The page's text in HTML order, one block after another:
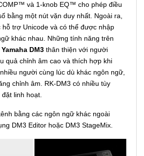
và 1-knob EQ™ cho phép điều
bằng một nút vặn duy nhất. Ngoài ra,
trợ Unicode và có thể được nhập
khác nhau. Những tính năng trên
DM3 thân thiện với người
quả chỉnh âm cao và thích hợp khi
người cùng lúc dù khác ngôn ngữ,
chỉnh âm. RK-DM3 có nhiều tùy
linh hoạt.
bằng các ngôn ngữ khác ngoài
DM3 Editor hoặc DM3 StageMix.